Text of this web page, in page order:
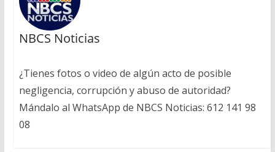
NBCS Noticias
¿Tienes fotos o video de algún acto de posible
negligencia, corrupción y abuso de autoridad?
Mándalo al WhatsApp de NBCS Noticias: 612 141 98
08